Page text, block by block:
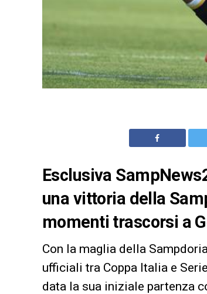
Esclusiva
una vittoria della
momenti trascorsi a
Con la maglia della
ufficiali tra Coppa Italia e
data la sua iniziale partenza